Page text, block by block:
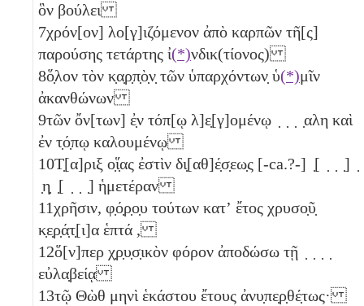
ὃν βούλει
7χρόν[ον] λο[γ]ιζόμενον ἀπὸ καρπῶν τῆ[ς]
παρούσης τετάρτης ἰ(*)νδικ(τίονος)
8ὅ̣λον τὸν κ̣α̣ρ̣π̣ὸ̣ν̣ τῶν ὑπαρχόντων̣ ὑ(*)μῖν
ἀκανθώνων
9τῶν ὄν[των] ἐ̣ν τόπ[ῳ λ]ε̣[γ]ομένῳ ̣ ̣ ̣ ̣αλη καὶ
ἐν τ̣ό̣πῳ καλουμένῳ
10Τ̣[α]ριξ ο̣ἵ̣ας ἐστὶν δι̣[αθ]έ̣σ̣εω̣ς [-ca.?-] ̣[ ̣ ̣ ̣] ̣
̣η̣ ̣[ ̣ ̣ ̣] ἡμετέραν
11χρῆσιν, φ̣ό̣ρ̣ο̣υ τούτων κατʼ ἔτος χρυσο̣ῦ̣
κ̣ε̣ρ̣ά̣τ̣[ι]α ἑπτά ,
12ὅ[ν]περ χ̣ρ̣υ̣σ̣ικὸν φόρον ἀποδώσω τῇ ̣ ̣ ̣ ̣
εὐλα̣βείᾳ
13τῷ Θὼθ μηνὶ ἑκάστου ἔτους ἀνυ̣πε̣ρ̣θέ̣τως·